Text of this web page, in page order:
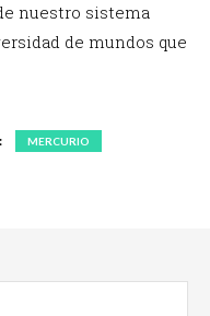
nuestro sistema
de mundos que
MERCURIO